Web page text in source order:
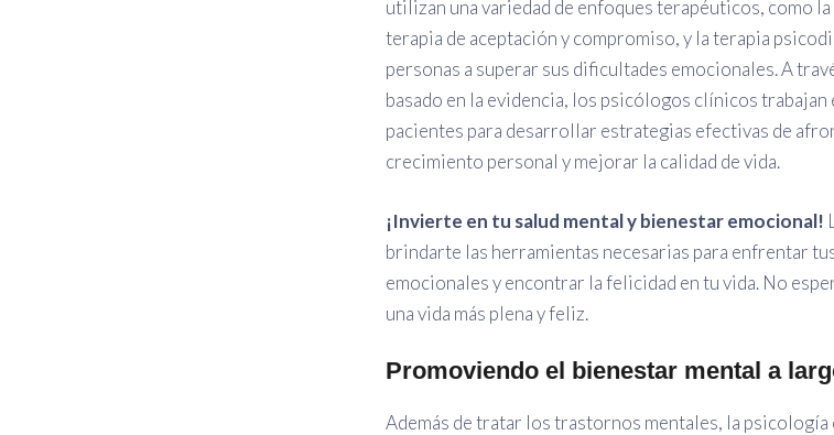
utilizan una variedad de enfoques terapéuticos, como
terapia de aceptación y compromiso, y la terapia
personas a superar sus dificultades emocionales. A
basado en la evidencia, los psicólogos clínicos trabajan
pacientes para desarrollar estrategias efectivas de
crecimiento personal y mejorar la calidad de vida.
¡Invierte en tu salud mental y bienestar emocional!
brindarte las herramientas necesarias para enfrentar
emocionales y encontrar la felicidad en tu vida. No
una vida más plena y feliz.
Promoviendo el bienestar mental a
Además de tratar los trastornos mentales, la psicología